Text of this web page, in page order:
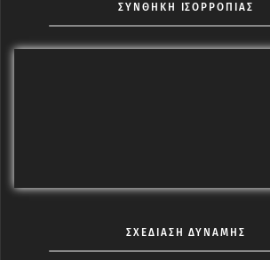
ΣΥΝΘΗΚΗ ΙΣΟΡΡΟΠΙΑΣ
ΣΧΕΔΙΑΣΗ ΔΥΝΑΜΗΣ